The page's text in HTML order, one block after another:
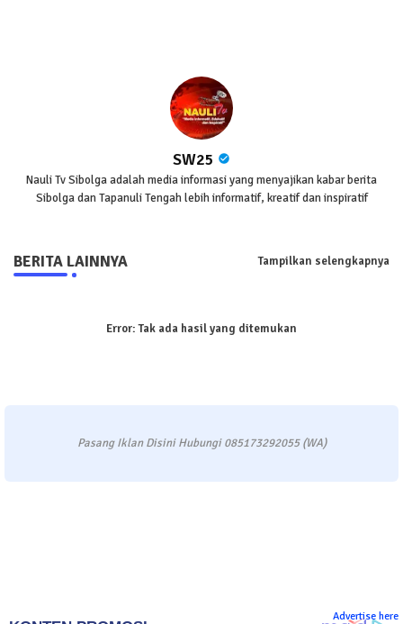
SW25
Nauli Tv Sibolga adalah media informasi yang menyajikan kabar berita
Sibolga dan Tapanuli Tengah lebih informatif, kreatif dan inspiratif
BERITA LAINNYA Tampilkan selengkapnya
Error:Tak ada hasil yang ditemukan
Pasang Iklan Disini Hubungi 085173292055 (WA)
Advertise here